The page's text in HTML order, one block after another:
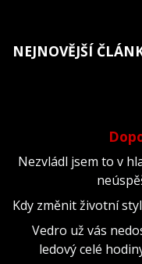
NEJNOVĚJŠÍ
Nezvládl jsem to v
Kdy změnit životní
Vedro už vás
ledový celé